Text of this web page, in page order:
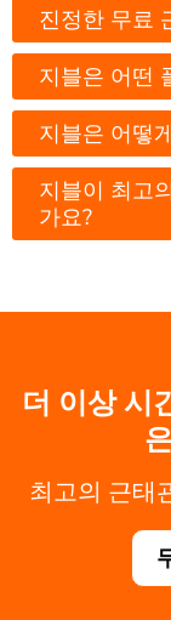
진정한 무료
지블은 어떤
지블은 어떻
지블이 최고
가요?
더 이상 시
최고의 근태